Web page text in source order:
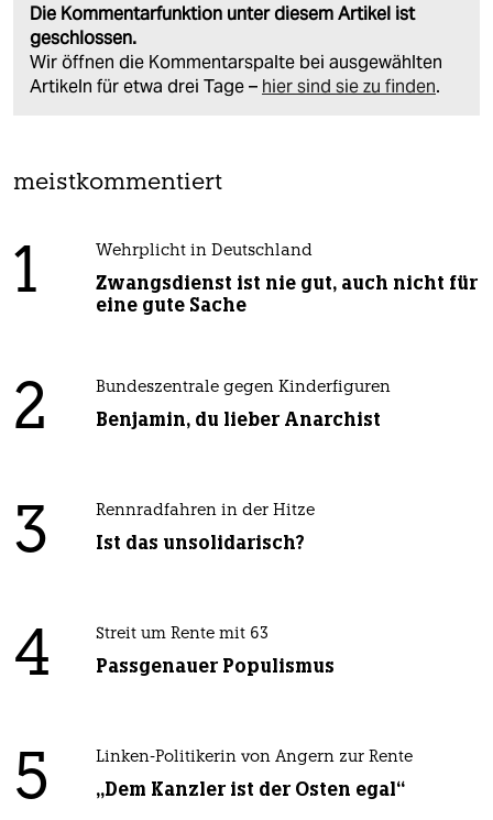
Die Kommentarfunktion unter diesem Artikel ist
geschlossen.
Wir öffnen die Kommentarspalte bei ausgewählten
Artikeln für etwa drei Tage – hier sind sie zu finden.
meistkommentiert
1 Wehrplicht in Deutschland
Zwangsdienst ist nie gut, auch nicht für
eine gute Sache
2 Bundeszentrale gegen Kinderfiguren
Benjamin, du lieber Anarchist
3 Rennradfahren in der Hitze
Ist das unsolidarisch?
4 Streit um Rente mit 63
Passgenauer Populismus
5 Linken-Politikerin von Angern zur Rente
„Dem Kanzler ist der Osten egal“